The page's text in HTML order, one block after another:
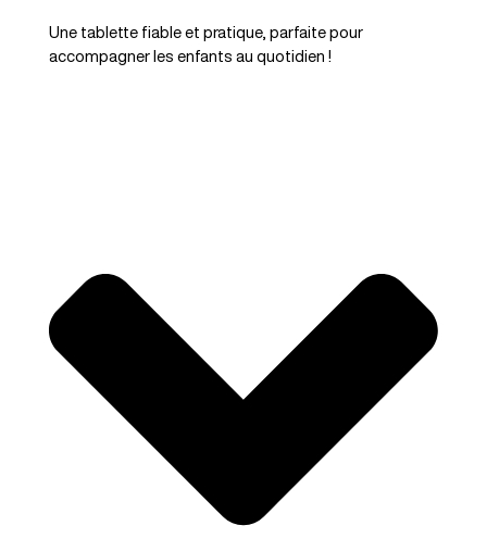
Une tablette fiable et pratique, parfaite pour
accompagner les enfants au quotidien !